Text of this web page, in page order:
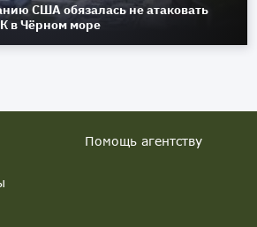
США обязалась не атаковать
в Чёрном море
Помощь агентству